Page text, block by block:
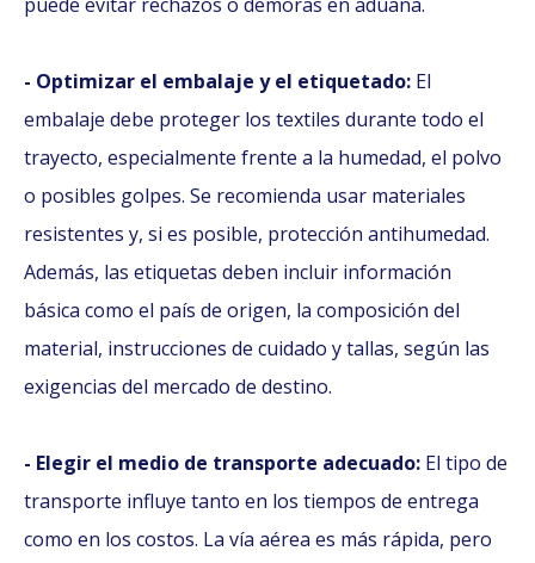
- Optimizar el embalaje y el etiquetado: El
embalaje debe proteger los textiles durante todo el
trayecto, especialmente frente a la humedad, el polvo
o posibles golpes. Se recomienda usar materiales
resistentes y, si es posible, protección antihumedad.
Además, las etiquetas deben incluir información
básica como el país de origen, la composición del
material, instrucciones de cuidado y tallas, según las
exigencias del mercado de destino.
- Elegir el medio de transporte adecuado: El tipo de
transporte influye tanto en los tiempos de entrega
como en los costos. La vía aérea es más rápida, pero